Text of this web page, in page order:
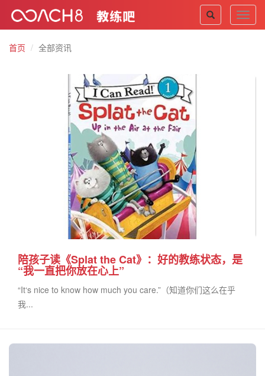
首页
全部资讯
陪孩子读《Splat the Cat》：好的教练状态，是
“我一直把你放在心上”
“It‘s nice to know how much you care.”（知道你们这么在乎
我...